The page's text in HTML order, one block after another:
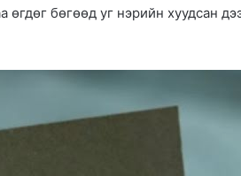
бөгөөд уг нэрийн хуудсан